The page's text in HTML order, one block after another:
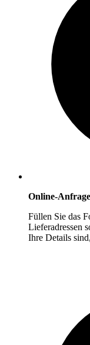
Online-
Füllen Sie das
Lieferadressen
Ihre Details